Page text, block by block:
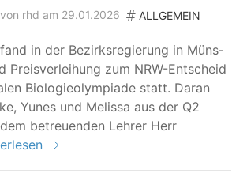
rhd am 29.01.2026 ALLGEMEIN
in der Bezirks­re­gie­rung in Müns­
Preis­ver­lei­hung zum NRW-Ent­scheid
Bio­lo­gie­olym­pia­de statt. Dar­an
Yunes und Melis­sa aus der Q2
betreu­en­den Leh­rer Herr